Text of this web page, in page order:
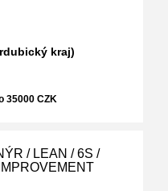
kraj)
35000 CZK
/ LEAN / 6S /